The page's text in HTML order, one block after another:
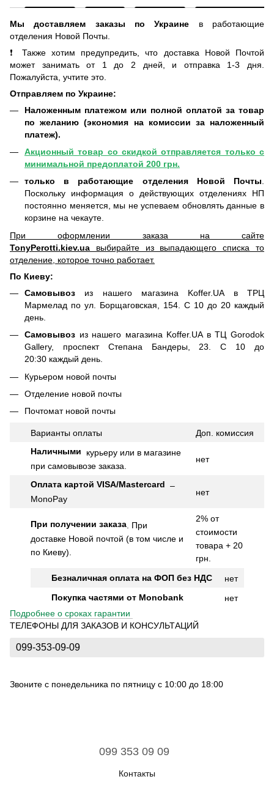
Мы доставляем заказы по Украине
в работающие
отделения Новой Почты
❗ Также хотим предупредить, что доставка Новой Почтой
может занимать от 1 до 2 дней, и отправка 1-3 дня.
Пожалуйста, учтите это.
Отправляем по Украине:
Наложенным платежом или полной оплатой за товар
по желанию (экономия на комиссии за наложенный
платеж).
Акционный товар со скидкой отправляется только с
минимальной предоплатой 200 грн.
только в работающие отделения Новой Почты.
Поскольку информация о действующих отделениях НП
постоянно меняется, мы не успеваем обновлять данные в
корзине на чекауте.
При оформлении заказа на сайте
TonyPerotti.kiev.ua выбирайте из выпадающего списка то
отделение, которое точно работает.
По Киеву:
Самовывоз из нашего магазина Koffer.UA в ТРЦ
Мармелад по ул. Борщаговская, 154. С 10 до 20 каждый
день.
Самовывоз из нашего магазина Koffer.UA в ТЦ Gorodok
Gallery, проспект Степана Бандеры, 23. С 10 до
20:30 каждый день.
Курьером новой почты
Отделение новой почты
Почтомат новой почты
Варианты оплаты Доп. комиссия
Наличными курьеру или в магазине
при самовывозе заказа.
нет
Оплата картой VISA/Mastercard –
MonoPay
нет
При получении заказа При
доставке Новой почтой (в том числе и
по Киеву).
2% от
стоимости
товара + 20
грн.
Безналичная оплата на ФОП без НДС
нет
Покупка частями от Monobank
нет
Подробнее о сроках гарантии
ТЕЛЕФОНЫ ДЛЯ ЗАКАЗОВ И КОНСУЛЬТАЦИЙ
099-353-09-09
Звоните с понедельника по пятницу с 10:00 до 18:00
099 353 09 09
Контакты